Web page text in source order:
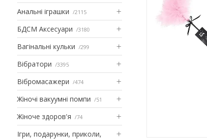
Анальні іграшки 2115
БДСМ Аксесуари 3180
Вагінальні кульки 299
Вібратори 3395
Вібромасажери 474
Жіночі вакуумні помпи 51
Жіноче здоров'я 74
Ігри, подарунки, приколи,